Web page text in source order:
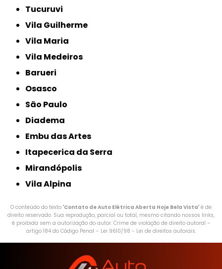
Tucuruvi
Vila Guilherme
Vila Maria
Vila Medeiros
Barueri
Osasco
São Paulo
Diadema
Embu das Artes
Itapecerica da Serra
Mirandópolis
Vila Alpina
O conteúdo do texto "Contato de Auto Elétrica Aberta Hoje Bela Vista" é de
direito reservado. Sua reprodução, parcial ou total, mesmo citando nossos links,
é proibida sem a autorização do autor. Crime de violação de direito autoral –
artigo 184 do Código Penal – Lei 9610/98 - Lei de direitos autorais.